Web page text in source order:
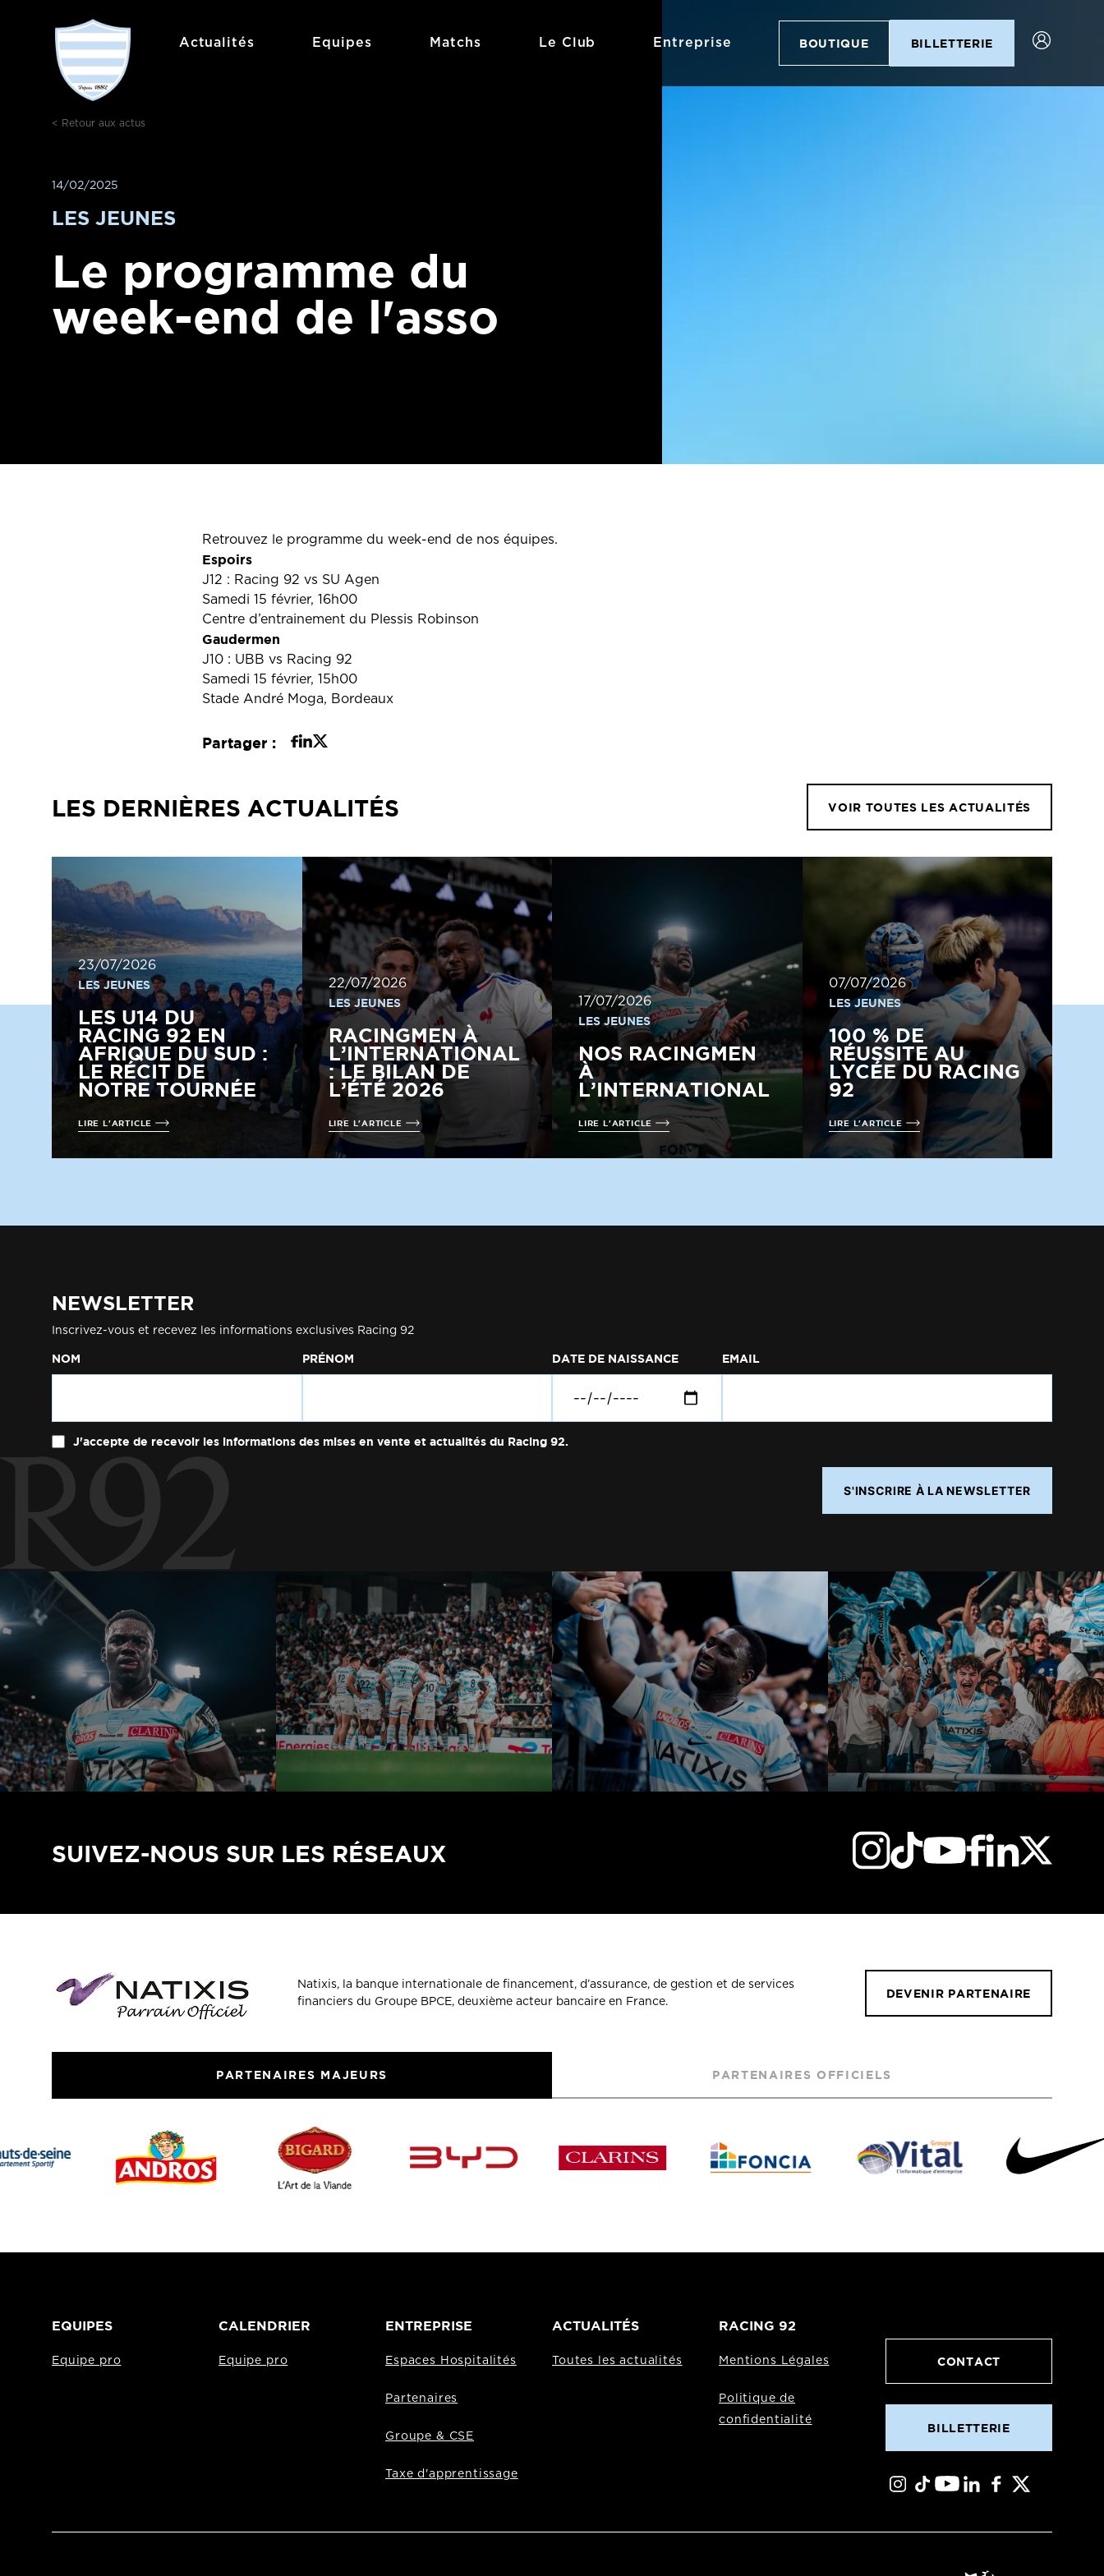
Actualités Equipes Matchs Le Club Entreprise BOUTIQUE BILLETTERIE
< Retour aux actus
14/02/2025
LES JEUNES
Le programme du
week-end de l'asso
Retrouvez le programme du week-end de nos équipes.
Espoirs
J12 : Racing 92 vs SU Agen
Samedi 15 février, 16h00
Centre d’entrainement du Plessis Robinson
Gaudermen
J10 : UBB vs Racing 92
Samedi 15 février, 15h00
Stade André Moga, Bordeaux
Partager :
LES DERNIÈRES ACTUALITÉS VOIR TOUTES LES ACTUALITÉS
23/07/2026
LES JEUNES
LES U14 DU
RACING 92 EN
AFRIQUE DU SUD :
LE RÉCIT DE
NOTRE TOURNÉE
LIRE L'ARTICLE
22/07/2026
LES JEUNES
RACINGMEN À
L’INTERNATIONAL
: LE BILAN DE
L’ÉTÉ 2026
LIRE L'ARTICLE
17/07/2026
LES JEUNES
NOS RACINGMEN
À
L’INTERNATIONAL
LIRE L'ARTICLE
07/07/2026
LES JEUNES
100 % DE
RÉUSSITE AU
LYCÉE DU RACING
92
LIRE L'ARTICLE
NEWSLETTER
Inscrivez-vous et recevez les informations exclusives Racing 92
NOM PRÉNOM DATE DE NAISSANCE EMAIL
J'accepte de recevoir les informations des mises en vente et actualités du Racing 92.
S'INSCRIRE À LA NEWSLETTER
SUIVEZ-NOUS SUR LES RÉSEAUX
Natixis, la banque internationale de financement, d’assurance, de gestion et de services
financiers du Groupe BPCE, deuxième acteur bancaire en France.
DEVENIR PARTENAIRE
PARTENAIRES MAJEURS PARTENAIRES OFFICIELS
EQUIPES
Equipe pro
CALENDRIER
Equipe pro
ENTREPRISE
Espaces Hospitalités
Partenaires
Groupe & CSE
Taxe d'apprentissage
ACTUALITÉS
Toutes les actualités
RACING 92
Mentions Légales
Politique de
confidentialité
CONTACT
BILLETTERIE